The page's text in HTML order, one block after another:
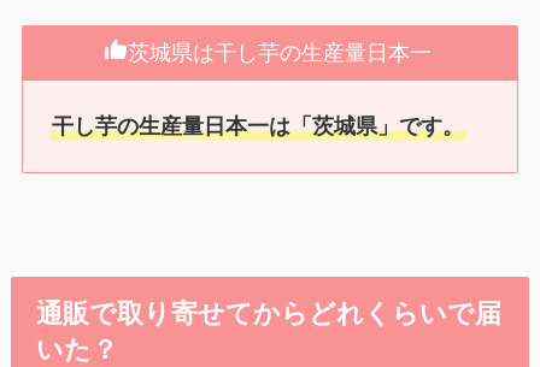
茨城県は干し芋の生産量日本一
干し芋の生産量日本一は「茨城県」です。
通販で取り寄せてからどれくらいで届
いた？